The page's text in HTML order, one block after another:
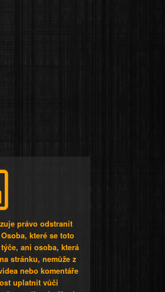
právo odstranit
které se toto
ani osoba, která
stránku, nemůže z
nebo komentáře
uplatnit vůči